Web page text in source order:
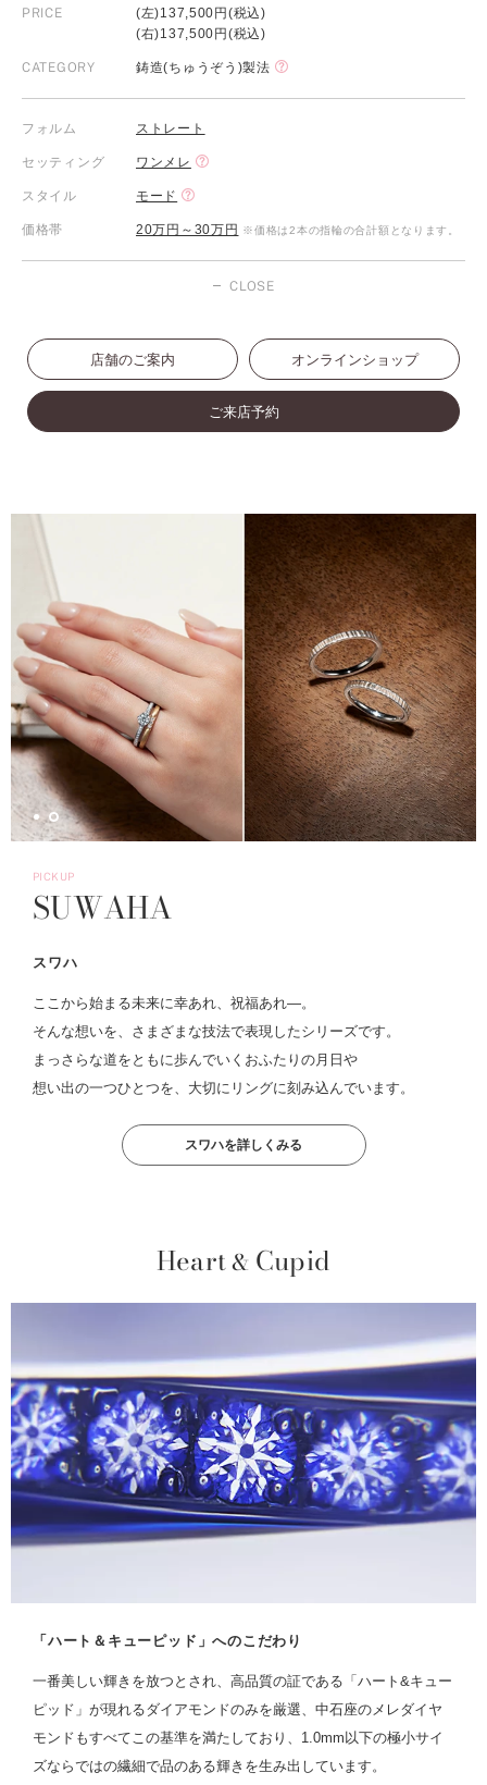
PRICE
(左)137,500円(税込)
(右)137,500円(税込)
CATEGORY 鋳造(ちゅうぞう)製法
フォルム ストレート
セッティング ワンメレ
スタイル モード
価格帯 20万円～30万円 ※価格は2本の指輪の合計額となります。
CLOSE
店舗のご案内 オンラインショップ
ご来店予約
PICKUP
SUWAHA
スワハ
ここから始まる未来に幸あれ、祝福あれ―。
そんな想いを、さまざまな技法で表現したシリーズです。
まっさらな道をともに歩んでいくおふたりの月日や
想い出の一つひとつを、大切にリングに刻み込んでいます。
スワハを詳しくみる
Heart& Cupid
「ハート＆キューピッド」へのこだわり
一番美しい輝きを放つとされ、高品質の証である「ハート&キュー
ピッド」が現れるダイアモンドのみを厳選、中石座のメレダイヤ
モンドもすべてこの基準を満たしており、1.0mm以下の極小サイ
ズならではの繊細で品のある輝きを生み出しています。